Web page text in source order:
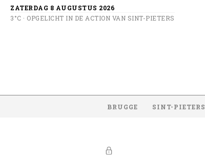
ZATERDAG 8 AUGUSTUS 2026
3°C · OPGELICHT IN DE ACTION VAN SINT-PIETERS
BRUGGE SINT-PIETERS